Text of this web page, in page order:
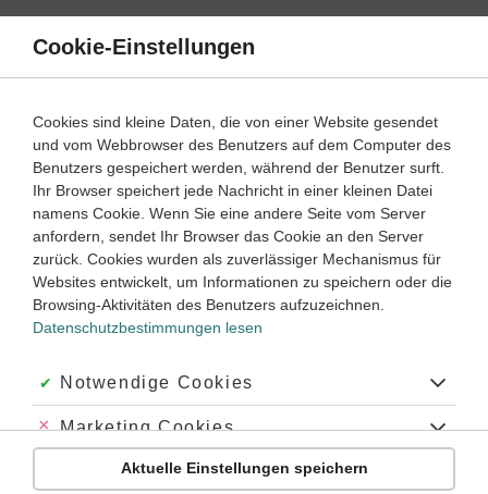
Direkt
Inhalt
Englisch 6. Klasse
Zahlen, Uhrzeit, Datum und Währung
Dauer: 25 Minuten
Empfohlen von
Tutor Ryan
VIDEOS, AUFGABEN UND ÜBUNGEN ZUGEHÖRIGE KLASSENARBEITEN
Dauer:
Cookie-Einstellungen
Cookies sind kleine Daten, die von einer Website gesendet
und vom Webbrowser des Benutzers auf dem Computer des
Benutzers gespeichert werden, während der Benutzer surft.
Ihr Browser speichert jede Nachricht in einer kleinen Datei
namens Cookie. Wenn Sie eine andere Seite vom Server
anfordern, sendet Ihr Browser das Cookie an den Server
zurück. Cookies wurden als zuverlässiger Mechanismus für
Websites entwickelt, um Informationen zu speichern oder die
Browsing-Aktivitäten des Benutzers aufzuzeichnen.
Datenschutzbestimmungen lesen
Akzeptiert:
Notwendige Cookies
Abgelehnt:
Marketing Cookies
Abgelehnt:
Personalisierungs-Cookies
Aktuelle Einstellungen speichern